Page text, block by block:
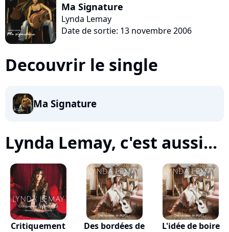
Ma Signature
Lynda Lemay
Date de sortie: 13 novembre 2006
Decouvrir le single
Ma Signature
Lynda Lemay, c'est aussi...
Critiquement
Des bordées de
L'idée de boire